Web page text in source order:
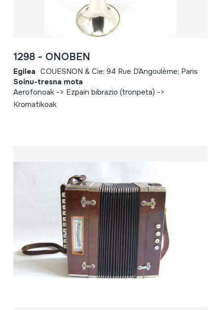
1298 - ONOBEN
Egilea COUESNON & Cie; 94 Rue D´Angoulème; Paris
Soinu-tresna mota
Aerofonoak -> Ezpain bibrazio (tronpeta) ->
Kromatikoak